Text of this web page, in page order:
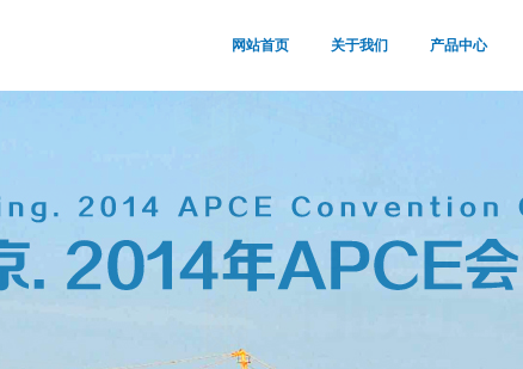
网站首页 关于我们 产品中心